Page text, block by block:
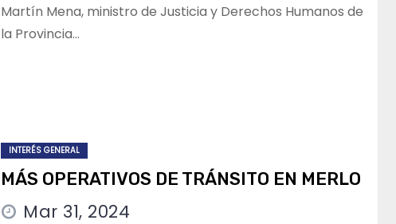
Martín Mena, ministro de Justicia y Derechos Humanos de
la Provincia…
INTERÉS GENERAL
MÁS OPERATIVOS DE TRÁNSITO EN MERLO
Mar 31, 2024